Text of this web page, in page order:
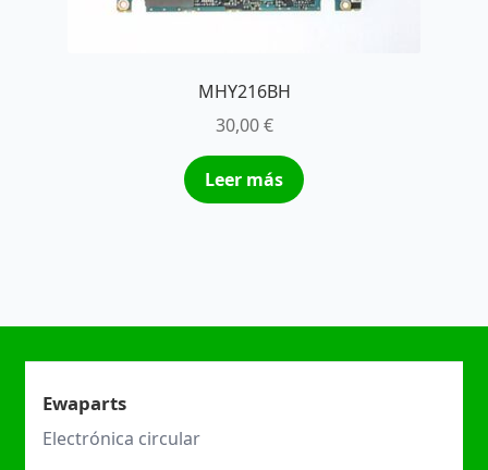
MHY216BH
30,00€
Leer más
Ewaparts
Electrónica circular